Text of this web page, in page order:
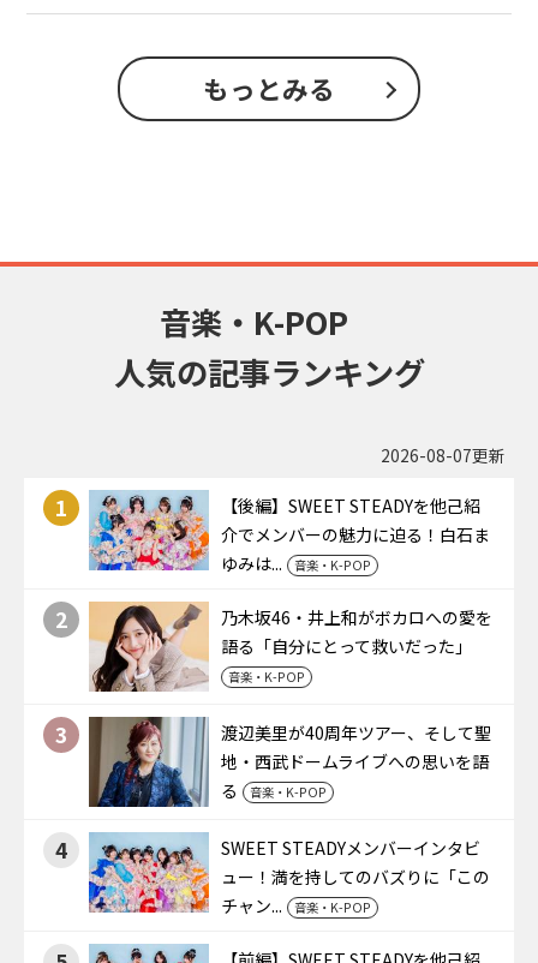
もっとみる
音楽・K-POP
人気の記事ランキング
2026-08-07更新
1
【後編】SWEET STEADYを他己紹
介でメンバーの魅力に迫る！白石ま
ゆみは...
音楽・K-POP
2
乃木坂46・井上和がボカロへの愛を
語る「自分にとって救いだった」
音楽・K-POP
3
渡辺美里が40周年ツアー、そして聖
地・西武ドームライブへの思いを語
る
音楽・K-POP
4
SWEET STEADYメンバーインタビ
ュー！満を持してのバズりに「この
チャン...
音楽・K-POP